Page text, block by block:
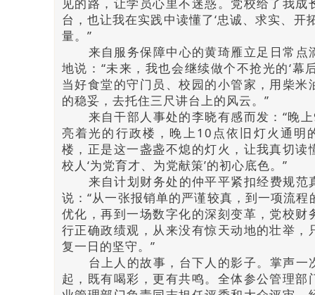
台，也让我在实践中读懂了‘忠诚、求实、开
量。”
来自服务保障中心的黄琦雁立足日常点
地说：“未来，我也会继续做个不抢光的‘幕
当好食堂的守门员、校园的小管家，用柴米
的稳妥，去托住三尺讲台上的风云。”
来自干部人事处的李晓有感而发：“晚
亮着光的行政楼，晚上10点依旧灯火通明
楼，正是这一盏盏不熄的灯火，让我真切读
校人‘为党育才、为党献策’的初心底色。”
来自计划财务处的仲平平紧扣经费规范
说：“从一张报销单的严谨较真，到一项流程
优化，再到一场数字化的深刻变革，党校财
行正确政绩观，从来没有惊天动地的壮举，
复一日的坚守。”
台上人的故事，台下人的影子。掌声一
起，既有喝彩，更有共鸣。全体参公管理部